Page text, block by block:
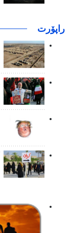
راپۆرت